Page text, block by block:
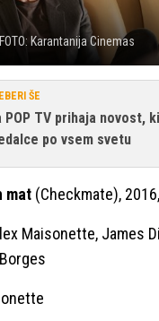
FOTO: Karantanija Cinemas
ŠE
POP TV prihaja novost,
po vsem svetu
mat (Checkmate), 2016,
Maisonette, James